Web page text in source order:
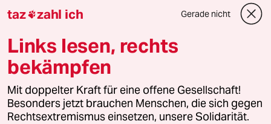
Downloads für Abonnierende
© 2026 taz Verlags und Vertriebs GmbH
Alle Rechte vorbehalten. Bei rechtlichen Fragen oder für Genehmigungen
wenden Sie sich bitte an
lizenzen@taz.de
taz zahl ich Gerade nicht
Links lesen, rechts
bekämpfen
Mit doppelter Kraft für eine offene Gesellschaft!
Besonders jetzt brauchen Menschen, die sich gegen
Rechtsextremismus einsetzen, unsere Solidarität.